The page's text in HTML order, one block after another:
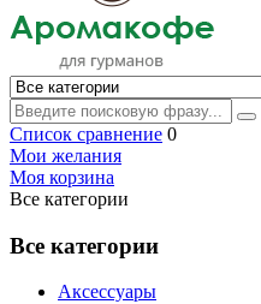
Список сравнение 0
Мои желания
Моя корзина
Все категории
Все категории
Аксессуары